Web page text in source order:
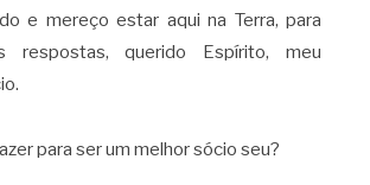
e mereço estar aqui na Terra, para
respostas, querido Espírito, meu
para ser um melhor sócio seu?